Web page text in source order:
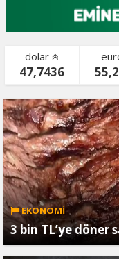
dolar
47,7436
bist color-
EKONOMİ
3 bin TL’ye döner